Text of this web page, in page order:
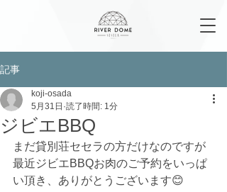
記事
ジビエBBQ
koji-osada
5月31日 読了時間: 1分
まだ貸別荘セセラの方だけなのですが
最近ジビエBBQお肉のご予約をいっぱ
い頂き、ありがとうございます😊